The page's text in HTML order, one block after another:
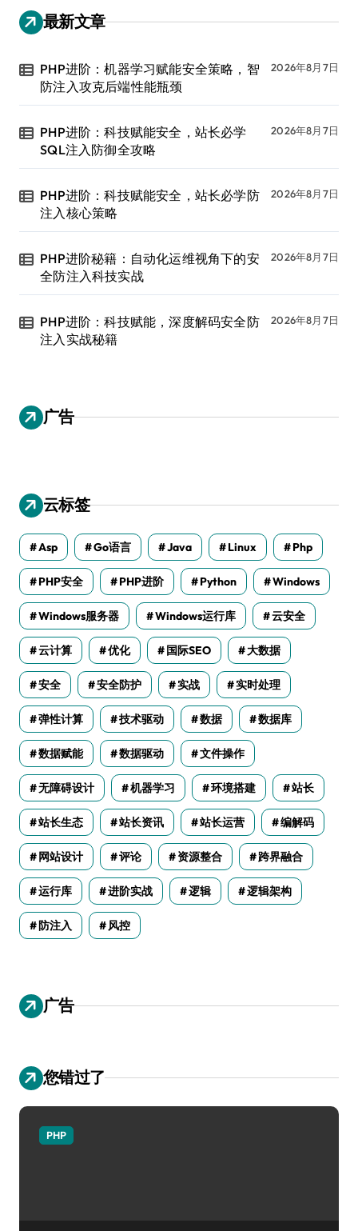
最新文章
PHP进阶：机器学习赋能安全策略，智
防注入攻克后端性能瓶颈
2026年8月7日
PHP进阶：科技赋能安全，站长必学
SQL注入防御全攻略
2026年8月7日
PHP进阶：科技赋能安全，站长必学防
注入核心策略
2026年8月7日
PHP进阶秘籍：自动化运维视角下的安
全防注入科技实战
2026年8月7日
PHP进阶：科技赋能，深度解码安全防
注入实战秘籍
2026年8月7日
广告
云标签
Asp Go语言 Java Linux Php
PHP安全 PHP进阶 Python Windows
Windows服务器 Windows运行库 云安全
云计算 优化 国际SEO 大数据
安全 安全防护 实战 实时处理
弹性计算 技术驱动 数据 数据库
数据赋能 数据驱动 文件操作
无障碍设计 机器学习 环境搭建 站长
站长生态 站长资讯 站长运营 编解码
网站设计 评论 资源整合 跨界融合
运行库 进阶实战 逻辑 逻辑架构
防注入 风控
广告
您错过了
PHP